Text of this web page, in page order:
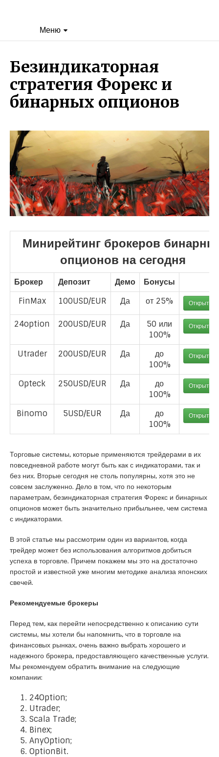
Меню
Безиндикаторная
стратегия Форекс и
бинарных опционов
Минирейтинг брокеров
опционов на сегодня
Брокер Депозит Демо
Бонусы
FinMax
100USD/EUR Да от 25% Открыть
24option 200USD/EUR Да
50 или
100%
Открыть
Utrader 200USD/EUR Да
до
100%
Открыть
Opteck 250USD/EUR Да
до
100%
Открыть
Binomo 5USD/EUR Да
до
100%
Открыть
Торговые системы, которые применяются трейдерами в их
повседневной работе могут быть как с индикаторами, так и
без них. Вторые сегодня не столь популярны, хотя это не
совсем заслуженно. Дело в том, что по некоторым
параметрам, безиндикаторная стратегия Форекс и бинарных
опционов может быть значительно прибыльнее, чем система
с индикаторами.
В этой статье мы рассмотрим один из вариантов, когда
трейдер может без использования алгоритмов добиться
успеха в торговле. Причем покажем мы это на достаточно
простой и известной уже многим методике анализа японских
свечей.
Рекомендуемые брокеры
Перед тем, как перейти непосредственно к описанию сути
системы, мы хотели бы напомнить, что в торговле на
финансовых рынках, очень важно выбрать хорошего и
надежного брокера, предоставляющего качественные услуги.
Мы рекомендуем обратить внимание на следующие
компании:
24Option;
Utrader;
Scala Trade;
Binex;
AnyOption;
OptionBit.